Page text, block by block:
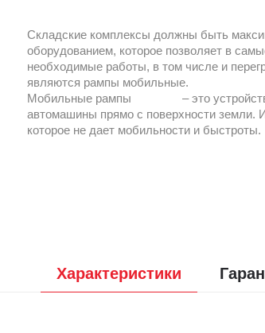
Складские комплексы должны быть
оборудованием, которое позволяет в
необходимые работы, в том числе и
являются рампы мобильные.
Мобильные рампы
– это
автомашины прямо с поверхности земли.
которое не дает мобильности и быстроты.
Характеристики